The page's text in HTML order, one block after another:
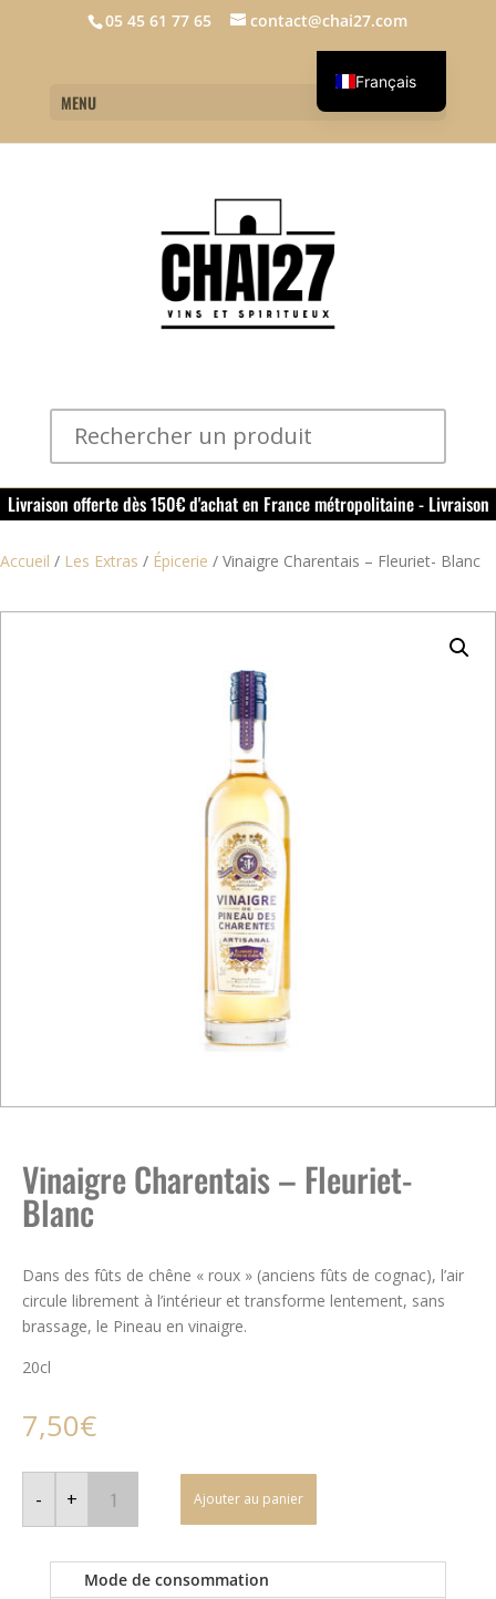
05 45 61 77 65 contact@chai27.com
MENU
Livraison offerte dès 150€ d'achat en France métropolitaine - Livraison
offerte dans le rouillacais (16) dès 50€ d'achat
Accueil / Les Extras / Épicerie / Vinaigre Charentais – Fleuriet- Blanc
Vinaigre Charentais – Fleuriet-
Blanc
Dans des fûts de chêne « roux » (anciens fûts de cognac), l’air
circule librement à l’intérieur et transforme lentement, sans
brassage, le Pineau en vinaigre.
20cl
7,50€
-
quantité
Vinaigre
Charentais
Blanc
+ Ajouter au panier
Mode de consommation
Français
English